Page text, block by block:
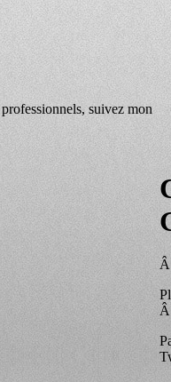
suivez mon
Â
Â